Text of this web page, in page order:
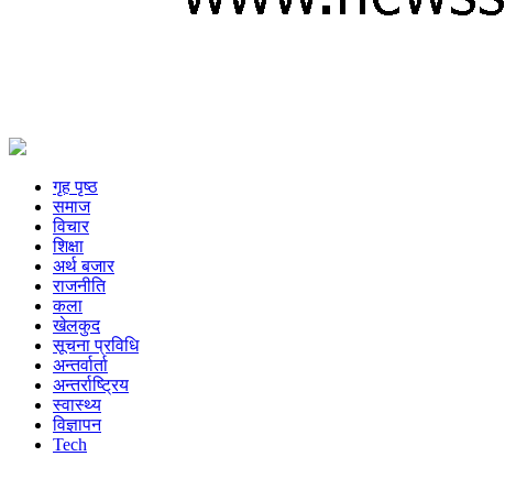
गृह पृष्ठ
समाज
विचार
शिक्षा
अर्थ बजार
राजनीति
कला
खेलकुद
सूचना प्रविधि
अन्तर्वार्ता
अन्तर्राष्ट्रिय
स्वास्थ्य
विज्ञापन
Tech